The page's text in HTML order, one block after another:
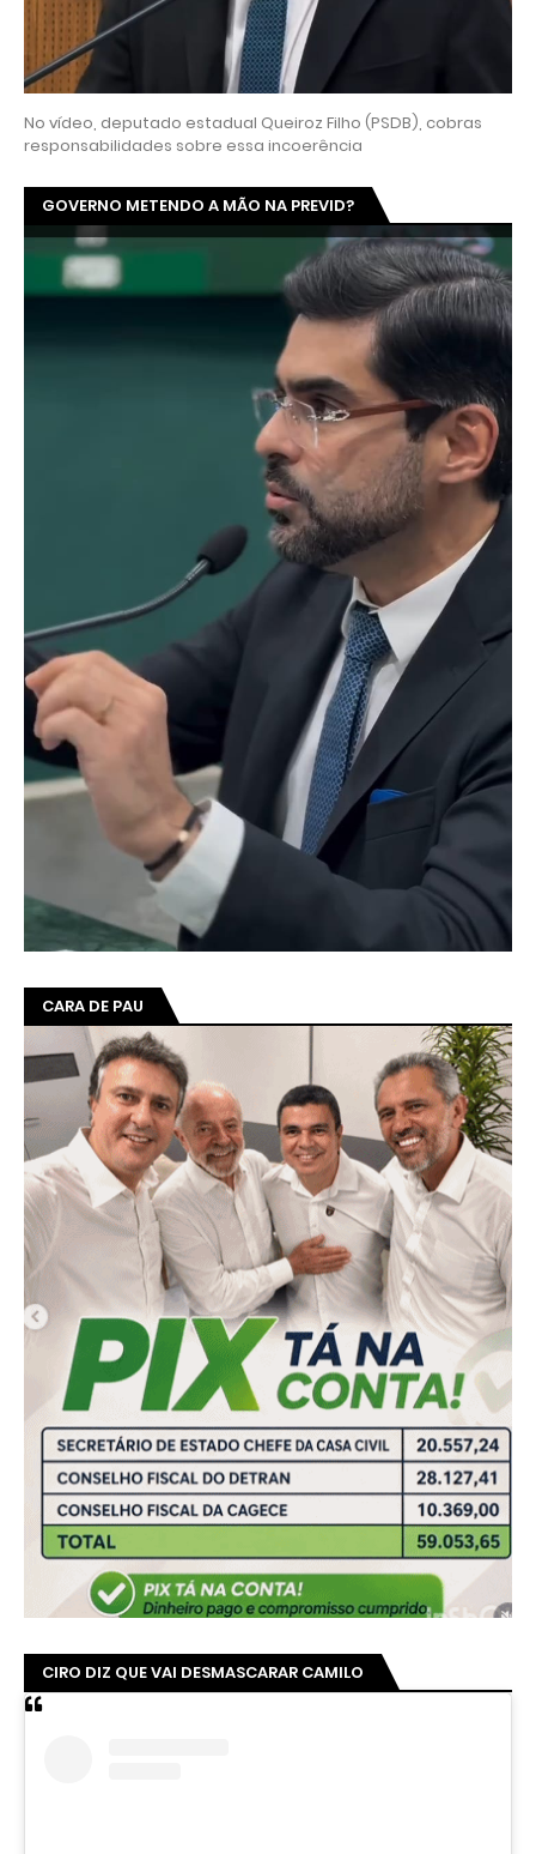
No vídeo, deputado estadual Queiroz Filho (PSDB), cobras
responsabilidades sobre essa incoerência
GOVERNO METENDO A MÃO NA PREVID?
CARA DE PAU
CIRO DIZ QUE VAI DESMASCARAR CAMILO